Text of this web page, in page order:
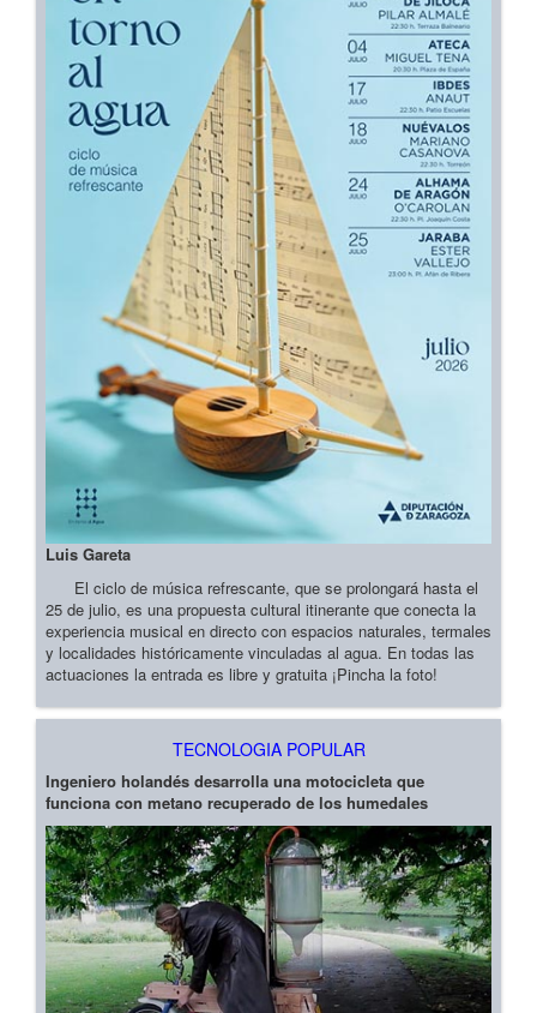
Luis Gareta
El ciclo de música refrescante, que se prolongará hasta el
25 de julio, es una propuesta cultural itinerante que conecta la
experiencia musical en directo con espacios naturales, termales
y localidades históricamente vinculadas al agua. En todas las
actuaciones la entrada es libre y gratuita ¡Pincha la foto!
TECNOLOGIA POPULAR
Ingeniero holandés desarrolla una motocicleta que
funciona con metano recuperado de los humedales